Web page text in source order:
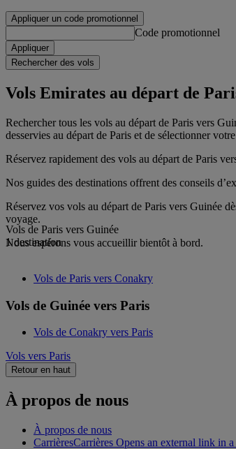
Appliquer un code promotionnel
Code promotionnel
Appliquer
Rechercher des vols
Vols Emirates au départ de
Rechercher tous les vols au départ de Paris vers
desservies au départ de Paris et de sélectionner
Réservez rapidement des vols au départ de Paris
Nos guides des destinations offrent des conseils
Réservez vos vols au départ de Paris vers Guinée
voyage.
Nous espérons vous accueillir bientôt à bord.
Vols de Paris vers Guinée
1 destination
Vols de Paris vers Conakry
Vols de Guinée vers Paris
Vols de Conakry vers Paris
Vols vers Paris
Retour en haut
À propos de nous
À propos de nous
CarrièresCarrières Opens an external link in